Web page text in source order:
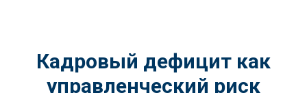
Кадровый дефицит как
управленческий риск